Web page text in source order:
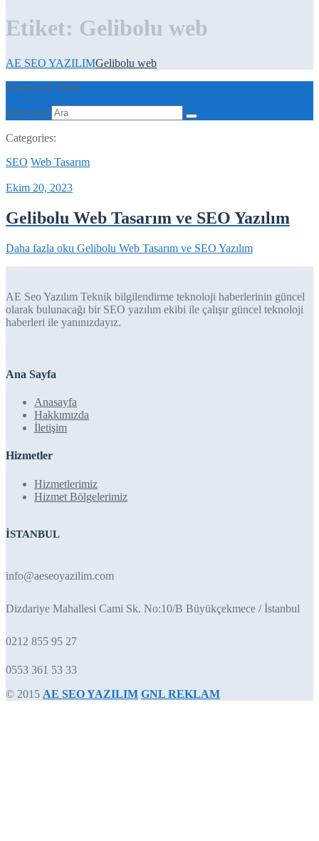
Etiket: Gelibolu web
AE SEO YAZILIMGelibolu web
Search our Posts
Şunu ara:
Categories:
SEO Web Tasarım
Ekim 20, 2023
Gelibolu Web Tasarım ve SEO Yazılım
Daha fazla oku Gelibolu Web Tasarım ve SEO Yazılım
AE Seo Yazılım Teknik bilgilendirme teknoloji haberlerinin güncel
olarak bulunacağı bir SEO yazılım ekibi ile çalışır güncel teknoloji
haberleri ile yanınızdayız.
Ana Sayfa
Anasayfa
Hakkımızda
İletişim
Hizmetler
Hizmetlerimiz
Hizmet Bölgelerimiz
İSTANBUL
info@aeseoyazilim.com
Dizdariye Mahallesi Cami Sk. No:10/B Büyükçekmece / İstanbul
0212 855 95 27
0553 361 53 33
© 2015 AE SEO YAZILIM GNL REKLAM